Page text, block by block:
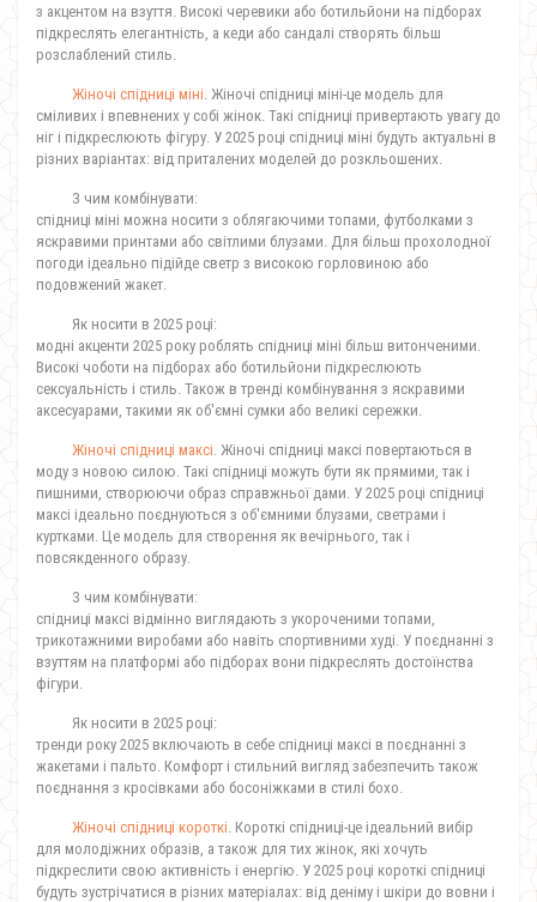
з акцентом на взуття. Високі черевики або ботильйони на підборах
підкреслять елегантність, а кеди або сандалі створять більш
розслаблений стиль.
Жіночі спідниці міні . Жіночі спідниці міні-це модель для
сміливих і впевнених у собі жінок. Такі спідниці привертають увагу до
ніг і підкреслюють фігуру. У 2025 році спідниці міні будуть актуальні в
різних варіантах: від приталених моделей до розкльошених.
З чим комбінувати:
спідниці міні можна носити з облягаючими топами, футболками з
яскравими принтами або світлими блузами. Для більш прохолодної
погоди ідеально підійде светр з високою горловиною або
подовжений жакет.
Як носити в 2025 році:
модні акценти 2025 року роблять спідниці міні більш витонченими.
Високі чоботи на підборах або ботильйони підкреслюють
сексуальність і стиль. Також в тренді комбінування з яскравими
аксесуарами, такими як об'ємні сумки або великі сережки.
Жіночі спідниці максі . Жіночі спідниці максі повертаються в
моду з новою силою. Такі спідниці можуть бути як прямими, так і
пишними, створюючи образ справжньої дами. У 2025 році спідниці
максі ідеально поєднуються з об'ємними блузами, светрами і
куртками. Це модель для створення як вечірнього, так і
повсякденного образу.
З чим комбінувати:
спідниці максі відмінно виглядають з укороченими топами,
трикотажними виробами або навіть спортивними худі. У поєднанні з
взуттям на платформі або підборах вони підкреслять достоїнства
фігури.
Як носити в 2025 році:
тренди року 2025 включають в себе спідниці максі в поєднанні з
жакетами і пальто. Комфорт і стильний вигляд забезпечить також
поєднання з кросівками або босоніжками в стилі бохо.
Жіночі спідниці короткі . Короткі спідниці-це ідеальний вибір
для молодіжних образів, а також для тих жінок, які хочуть
підкреслити свою активність і енергію. У 2025 році короткі спідниці
будуть зустрічатися в різних матеріалах: від деніму і шкіри до вовни і